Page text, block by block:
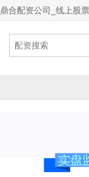
鼎合配资公司_线上股